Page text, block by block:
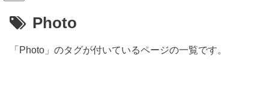
Photo
「Photo」のタグが付いているページの一覧です。